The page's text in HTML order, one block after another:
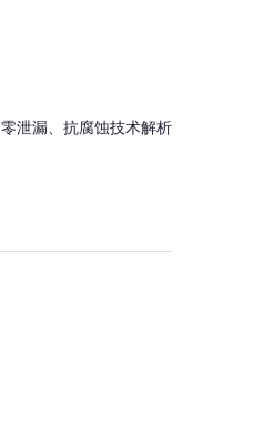
泄漏、抗腐蚀技术解析